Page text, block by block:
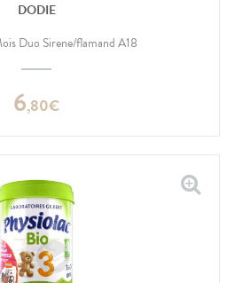
DODIE
Duo Sirene/flamand A18
6,80€